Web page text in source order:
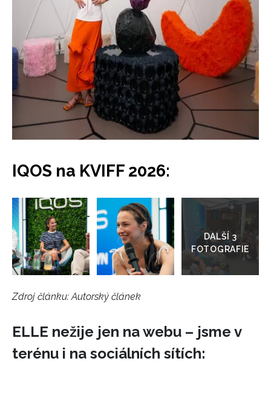
IQOS na KVIFF 2026:
Přejít
galerie
Zdroj článku: Autorský článek
ELLE nežije jen na webu – jsme v
terénu i na sociálních sítích: